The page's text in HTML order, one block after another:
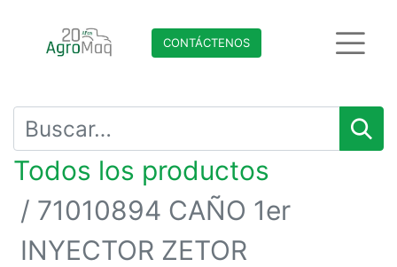
CONTÁCTENO​​​​S
Todos los productos
71010894 CAÑO 1er
INYECTOR ZETOR